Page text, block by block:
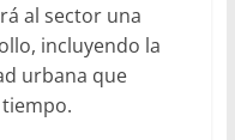
al sector una
incluyendo la
urbana que